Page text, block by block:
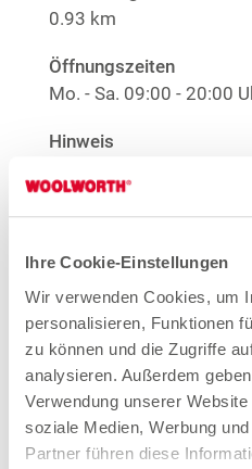
Ihre Cookie-Einstellungen
Wir verwenden Cookies, um
personalisieren, Funktionen
zu können und die Zugriffe
analysieren. Außerdem
Verwendung unserer
soziale Medien, Werbung
Partner führen diese
0.93 km
Öffnungszeiten
Mo. - Sa. 09:00 - 20:00
Hinweis
Offene Stellen
Große Größen
Nur solange der Vorrat
Mehr Informationen
Woolworth –
Hagenauer Straße 36